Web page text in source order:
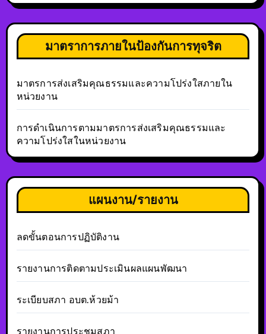
มาตราการภายในป้องกันการทุจริต
มาตรการส่งเสริมคุณธรรมและความโปร่งใสภายใน
หน่วยงาน
การดำเนินการตามมาตรการส่งเสริมคุณธรรมและ
ความโปร่งใสในหน่วยงาน
แผนงาน/รายงาน
ลดขั้นตอนการปฏิบัติงาน
รายงานการติดตามประเมินผลแผนพัฒนา
ระเบียบสภา อบต.ห้วยม้า
รายงานการประชุมสภา